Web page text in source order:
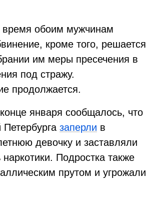
обоим мужчинам
кроме того, решается
им меры пресечения в
под стражу.
продолжается.
января сообщалось, что
заперли в
девочку и заставляли
Подростка также
прутом и угрожали